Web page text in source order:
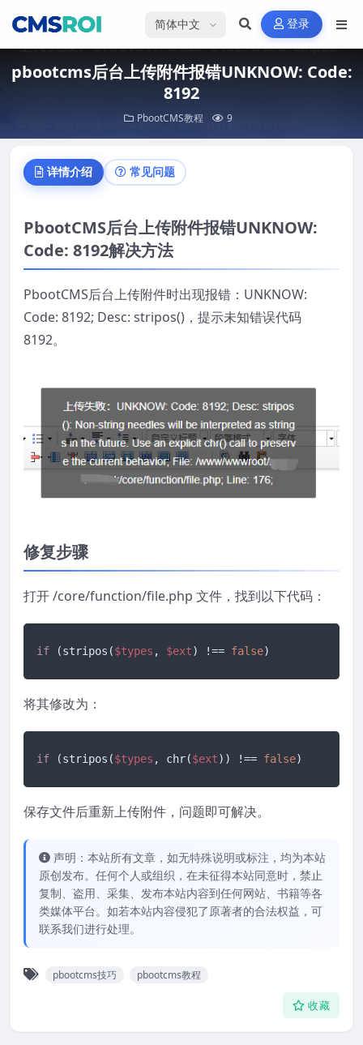
选择语言 登录
pbootcms后台上传附件报错UNKNOW: Code:
8192
PbootCMS教程 9
详情介绍 常见问题
PbootCMS后台上传附件报错UNKNOW:
Code: 8192解决方法
PbootCMS后台上传附件时出现报错：UNKNOW:
Code: 8192; Desc: stripos()，提示未知错误代码
8192。
修复步骤
打开 /core/function/file.php 文件，找到以下代码：
if (stripos($types , $ext) !== false)
将其修改为：
if (stripos($types , chr($ext)) !== false)
保存文件后重新上传附件，问题即可解决。
声明：本站所有文章，如无特殊说明或标注，均为本站
原创发布。任何个人或组织，在未征得本站同意时，禁止
复制、盗用、采集、发布本站内容到任何网站、书籍等各
类媒体平台。如若本站内容侵犯了原著者的合法权益，可
联系我们进行处理。
pbootcms技巧 pbootcms教程
收藏